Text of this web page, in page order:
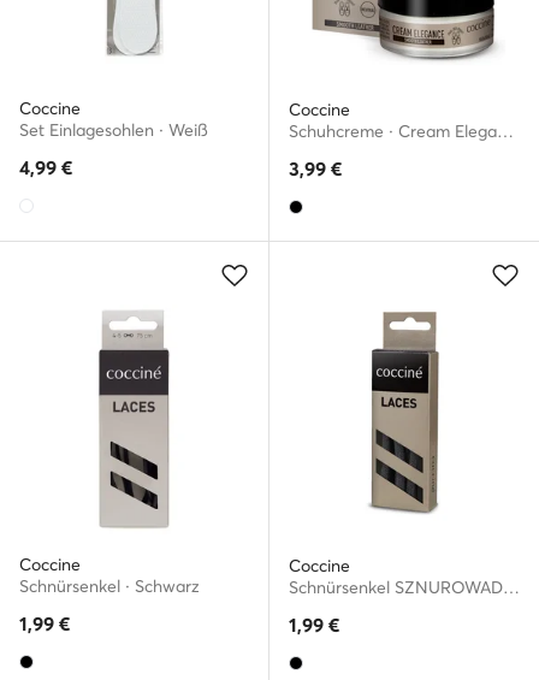
Coccine
Set Einlagesohlen · Weiß
4,99 €
Coccine
Schuhcreme · Cream Elegance 55/26/50/02/Z/V7
3,99 €
Coccine
Schnürsenkel · Schwarz
1,99 €
Coccine
Schnürsenkel SZNUROWADŁA 90 cm F3 BAWEŁNIANE v.AZ Schwarz
1,99 €